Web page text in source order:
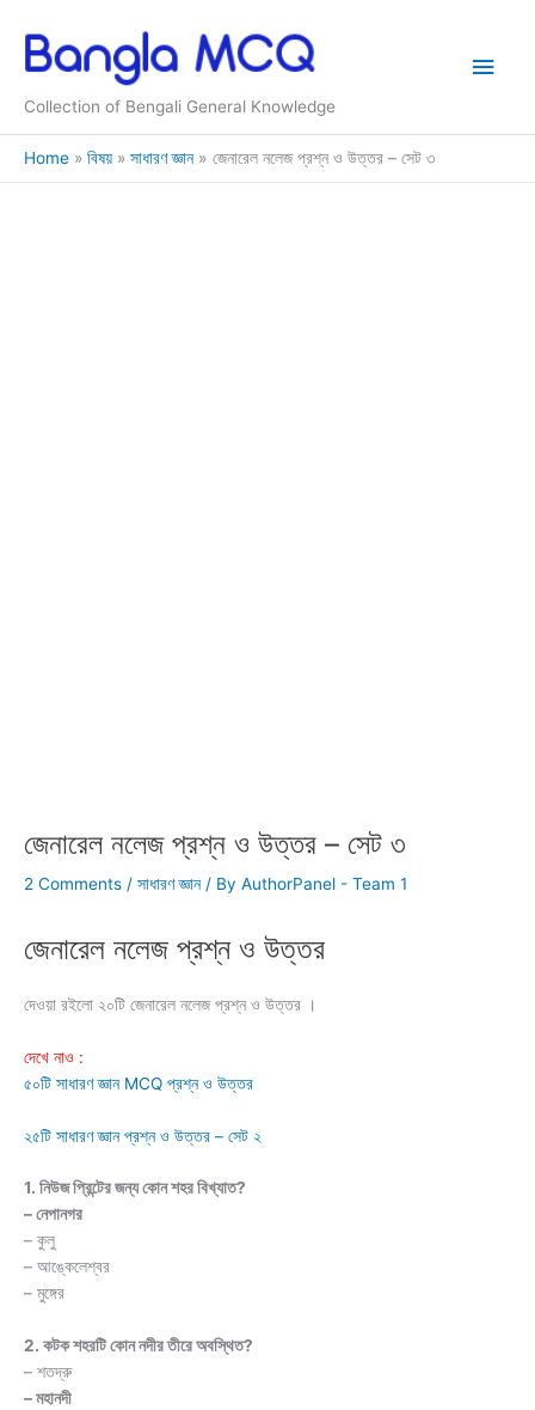
content
Collection of Bengali General Knowledge
Main
Home বিষয় সাধারণ জ্ঞান জেনারেল নলেজ প্রশ্ন ও উত্তর – সেট ৩
জেনারেল নলেজ প্রশ্ন ও উত্তর – সেট ৩
2 Comments / সাধারণ জ্ঞান/ By AuthorPanel - Team 1
জেনারেল নলেজ প্রশ্ন ও উত্তর
দেওয়া রইলো ২০টি জেনারেল নলেজ প্রশ্ন ও উত্তর ।
দেখে নাও :
৫০টি সাধারণ জ্ঞান MCQ প্রশ্ন ও উত্তর
২৫টি সাধারণ জ্ঞান প্রশ্ন ও উত্তর – সেট ২
1. নিউজ প্রিন্টের জন্য কোন শহর বিখ্যাত?
– নেপানগর
– কুলু
– আঙ্কেলেশ্বর
– মুঙ্গের
2. কটক শহরটি কোন নদীর তীরে অবস্থিত?
– শতদ্রু
– মহানদী